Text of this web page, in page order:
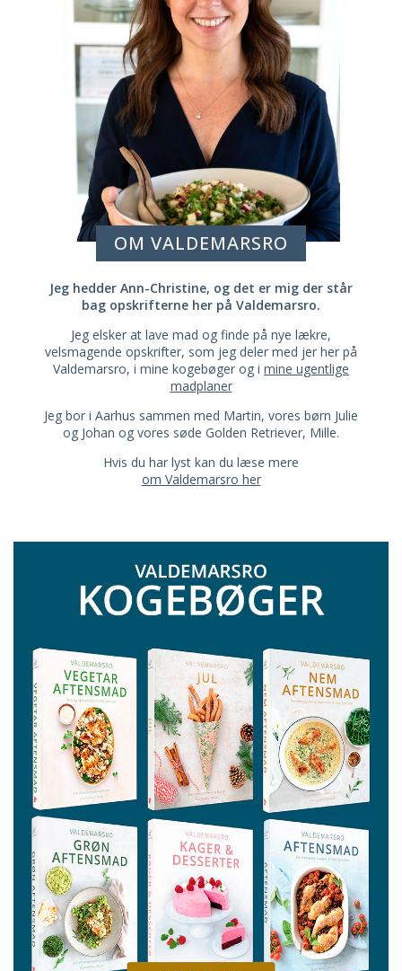
OM VALDEMARSRO
Jeg hedder Ann-Christine, og det er mig der står
bag opskrifterne her på Valdemarsro.
Jeg elsker at lave mad og finde på nye lækre,
velsmagende opskrifter, som jeg deler med jer her på
Valdemarsro, i mine kogebøger og i mine ugentlige
madplaner
Jeg bor i Aarhus sammen med Martin, vores børn Julie
og Johan og vores søde Golden Retriever, Mille.
Hvis du har lyst kan du læse mere
om Valdemarsro her